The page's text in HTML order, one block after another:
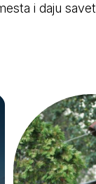
i daju